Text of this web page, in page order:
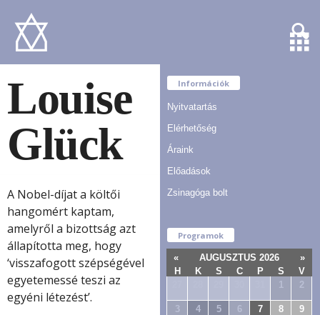
Louise
Glück
A Nobel-díjat a költői
hangomért kaptam,
amelyről a bizottság azt
állapította meg, hogy
‘visszafogott szépségével
egyetemessé teszi az
egyéni létezést’.
Információk
Nyitvatartás
Elérhetőség
Áraink
Előadások
Zsinagóga bolt
Programok
« AUGUSZTUS 2026
»
H
K S C P S
V
2
3 4 5 6 7 8 9